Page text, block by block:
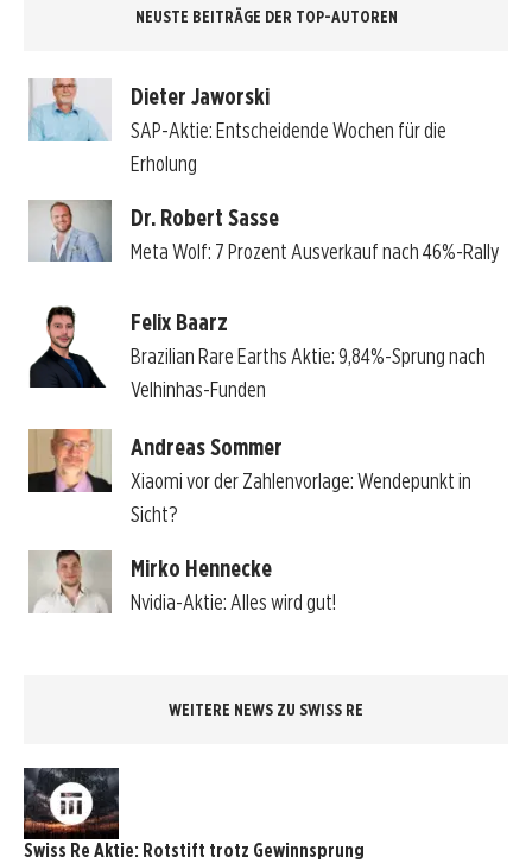
NEUSTE BEITRÄGE DER TOP-AUTOREN
Dieter Jaworski
SAP-Aktie: Entscheidende Wochen für die
Erholung
Dr. Robert Sasse
Meta Wolf: 7 Prozent Ausverkauf nach 46%-Rally
Felix Baarz
Brazilian Rare Earths Aktie: 9,84%-Sprung nach
Velhinhas-Funden
Andreas Sommer
Xiaomi vor der Zahlenvorlage: Wendepunkt in
Sicht?
Mirko Hennecke
Nvidia-Aktie: Alles wird gut!
WEITERE NEWS ZU SWISS RE
Swiss Re Aktie: Rotstift trotz Gewinnsprung